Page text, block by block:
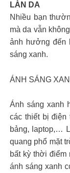
LÀN DA
Nhiều bạn
mà da vẫn
ảnh hưởng đến
sáng xanh.
ÁNH SÁNG
Ánh sáng xanh
các thiết bị điện
bảng, laptop,…
quang phổ mặt
bất kỳ thời điểm
ánh sáng xanh